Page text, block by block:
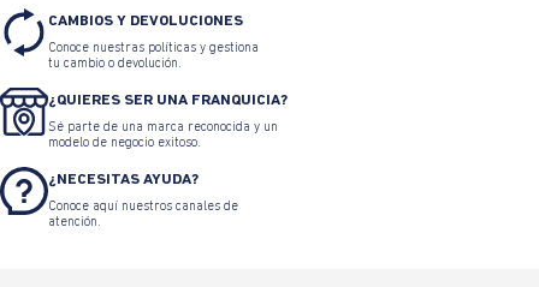
CAMBIOS Y DEVOLUCIONES
Conoce nuestras políticas y gestiona
tu cambio o devolución.
¿QUIERES SER UNA FRANQUICIA?
Sé parte de una marca reconocida y un
modelo de negocio exitoso.
¿NECESITAS AYUDA?
Conoce aquí nuestros canales de
atención.